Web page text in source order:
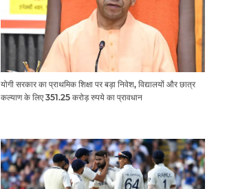
योगी सरकार का प्राथमिक शिक्षा पर बड़ा निवेश, विद्यालयों और छात्र
कल्याण के लिए 351.25 करोड़ रुपये का प्रावधान